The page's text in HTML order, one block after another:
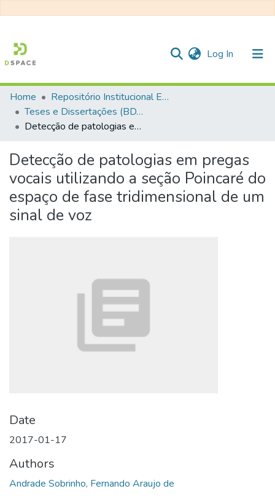
Log In (current)
Communities & Collections
All of DSpace
Statistics
Home
Repositório Institucional EESC
Teses e Dissertações (BDTD USP)
Detecção de patologias em pregas vocais utilizando a seção Poincaré do espaço de fase tridimensional de um sinal de voz
Detecção de patologias em pregas
vocais utilizando a seção Poincaré do
espaço de fase tridimensional de um
sinal de voz
Date
2017-01-17
Authors
Andrade Sobrinho, Fernando Araujo de